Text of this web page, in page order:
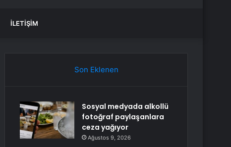
İLETIŞIM
Son Eklenen
Sosyal medyada alkollü
fotoğraf paylaşanlara
ceza yağıyor
Ağustos 9, 2026